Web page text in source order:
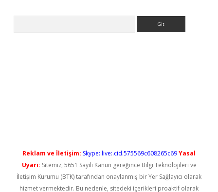
Reklam ve İletişim: Skype: live:.cid.575569c608265c69Yasal
Uyarı: Sitemiz, 5651 Sayılı Kanun gereğince Bilgi Teknolojileri ve
İletişim Kurumu (BTK) tarafından onaylanmış bir Yer Sağlayıcı olarak
hizmet vermektedir. Bu nedenle, sitedeki içerikleri proaktif olarak